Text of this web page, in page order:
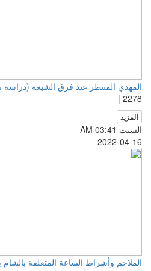
المهدي المنتظر عند فرق الشيعة (دراسة
2278 |
المزيد
السبت AM 03:41
2022-04-16
الملاحم وأشراط الساعة المتعلقة بالشام